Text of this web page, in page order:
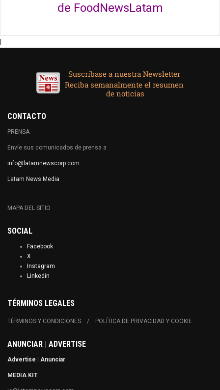
de FoodNewsLatam
CONTACTO
PRENSA
Envíe sus comunicados de prensa a
info@latamnewscorp.com
Latam News Media
MAPA DEL SITIO
SOCIAL
Facebook
X
Instagram
Linkedin
TÉRMINOS LEGALES
TÉRMINOS Y CONDICIONES POLÍTICA DE PRIVACIDAD Y COOKIE
ANUNCIAR | ADVERTISE
Advertise | Anunciar
MEDIA KIT